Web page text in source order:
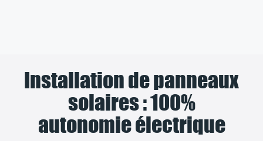
Installation de panneaux
solaires : 100%
autonomie électrique